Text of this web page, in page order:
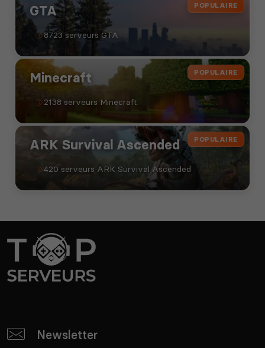
POPULAIRE
GTA
8723 serveurs GTA
POPULAIRE
Minecraft
2138 serveurs Minecraft
POPULAIRE
ARK Survival Ascended
420 serveurs ARK Survival Ascended
Newsletter